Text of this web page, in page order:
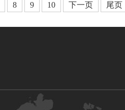
8 9 10 下一页 尾页